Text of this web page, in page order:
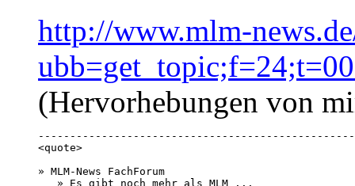
http://www.mlm-
(Hervorhebungen von
<quote>
» MLM-News FachForum
   » Es gibt noch mehr als MLM ...